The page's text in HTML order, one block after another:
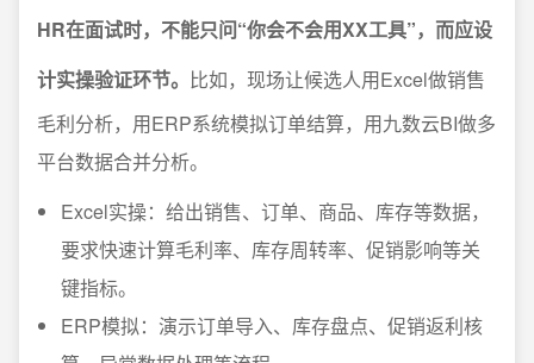
HR在面试时，不能只问“你会不会用XX工具”，而应设
计实操验证环节。 比如，现场让候选人用Excel做销售
毛利分析，用ERP系统模拟订单结算，用九数云BI做多
平台数据合并分析。
Excel实操：给出销售、订单、商品、库存等数据，
要求快速计算毛利率、库存周转率、促销影响等关
键指标。
ERP模拟：演示订单导入、库存盘点、促销返利核